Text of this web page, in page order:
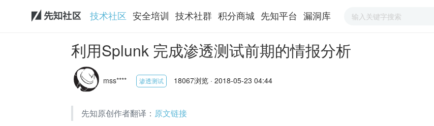
技术社区 安全培训 技术社群 积分商城 先知平台 漏洞库
利用Splunk 完成渗透测试前期的情报分析
mss**** 渗透测试 18067浏览 · 2018-05-23 04:44
先知原创作者翻译： 原文链接